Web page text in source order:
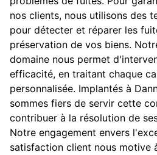
nos clients, nous utilisons des
pour détecter et réparer les
préservation de vos biens.
domaine nous permet
efficacité, en traitant chaque
personnalisée. Implantés à
sommes fiers de servir cette
contribuer à la résolution de
Notre engagement envers
satisfaction client nous motive